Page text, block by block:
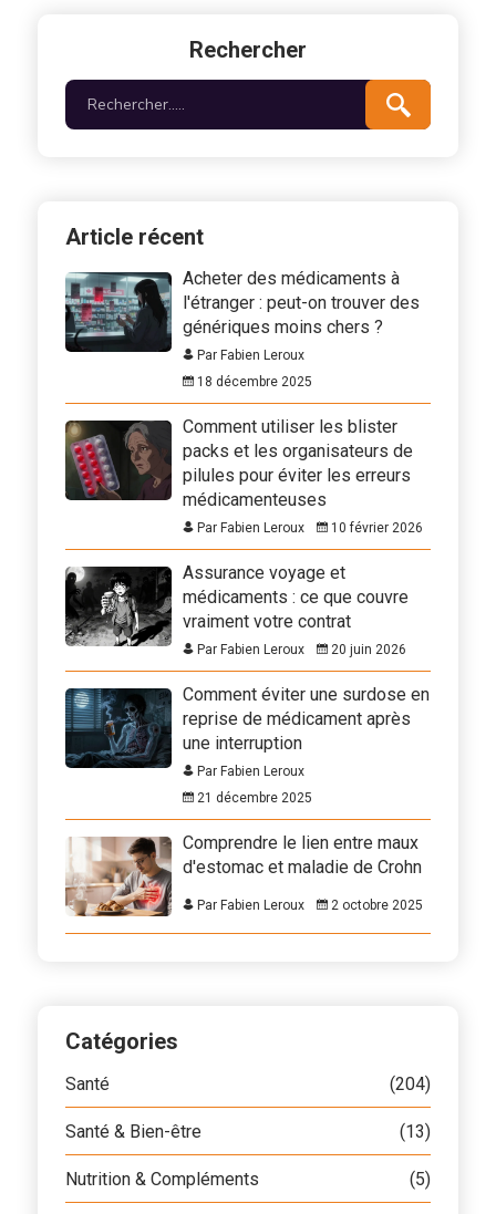
Rechercher
Article récent
Acheter des médicaments à
l'étranger : peut-on trouver des
génériques moins chers ?
Par Fabien Leroux
18 décembre 2025
Comment utiliser les blister
packs et les organisateurs de
pilules pour éviter les erreurs
médicamenteuses
Par Fabien Leroux 10 février 2026
Assurance voyage et
médicaments : ce que couvre
vraiment votre contrat
Par Fabien Leroux 20 juin 2026
Comment éviter une surdose en
reprise de médicament après
une interruption
Par Fabien Leroux
21 décembre 2025
Comprendre le lien entre maux
d'estomac et maladie de Crohn
Par Fabien Leroux 2 octobre 2025
Catégories
Santé (204)
Santé & Bien-être (13)
Nutrition & Compléments (5)